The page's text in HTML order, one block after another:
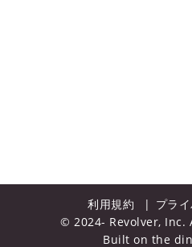
利用規約
プラ
© 2024- Revolver,
Built on the